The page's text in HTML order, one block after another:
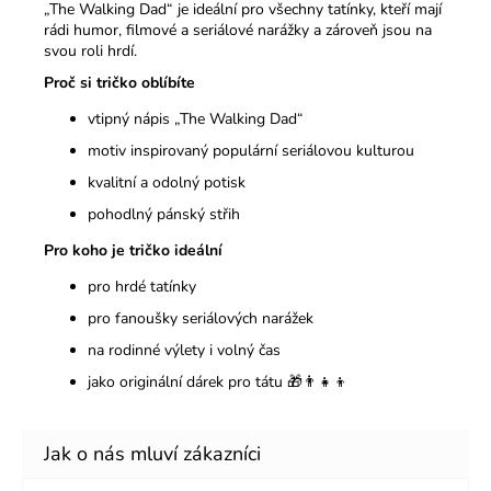
„The Walking Dad“ je ideální pro všechny tatínky, kteří mají
rádi humor, filmové a seriálové narážky a zároveň jsou na
svou roli hrdí.
Proč si tričko oblíbíte
vtipný nápis „The Walking Dad“
motiv inspirovaný populární seriálovou kulturou
kvalitní a odolný potisk
pohodlný pánský střih
Pro koho je tričko ideální
pro hrdé tatínky
pro fanoušky seriálových narážek
na rodinné výlety i volný čas
jako originální dárek pro tátu 🎁👨‍👧‍👦